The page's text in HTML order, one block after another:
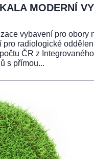
MODERNÍ
vybavení pro
radiologické
ČR z
s přímou...